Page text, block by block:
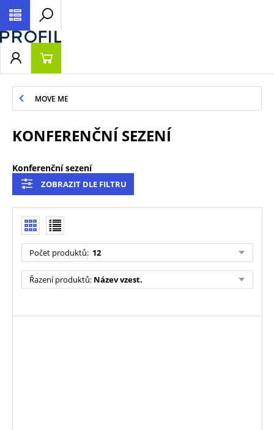
MOVE ME
KONFERENČNÍ SEZENÍ
Konferenční sezení
ZOBRAZIT DLE FILTRU
Počet produktů: 12
Řazení produktů: Název vzest.